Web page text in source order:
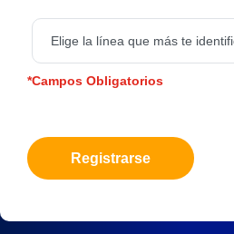
*Campos Obligatorios
Registrarse